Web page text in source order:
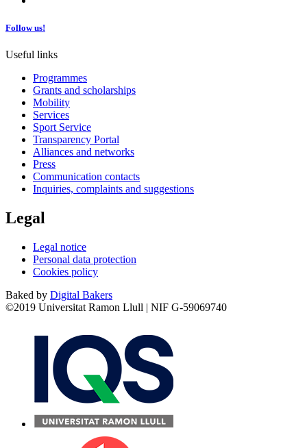
Follow us!
Useful links
Programmes
Grants and scholarships
Mobility
Services
Sport Service
Transparency Portal
Alliances and networks
Press
Communication contacts
Inquiries, complaints and suggestions
Legal
Legal notice
Personal data protection
Cookies policy
Baked by Digital Bakers
©2019 Universitat Ramon Llull | NIF G-59069740